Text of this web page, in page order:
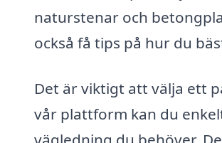
naturstenar och
också få tips på hur du
Det är viktigt att välja ett
vår plattform kan du